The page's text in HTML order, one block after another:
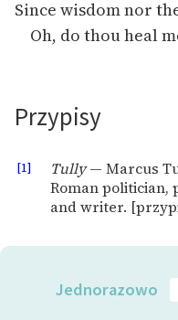
Since wisdom nor
Oh, do thou heal
Przypisy
[1] Tully— Marcus
Roman politician,
and writer.
Jednorazowo